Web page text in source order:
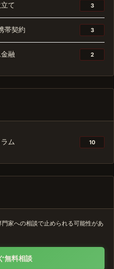
て 3
帯契約 3
融 2
ム 10
家への相談で止められる可能性があ
無料相談